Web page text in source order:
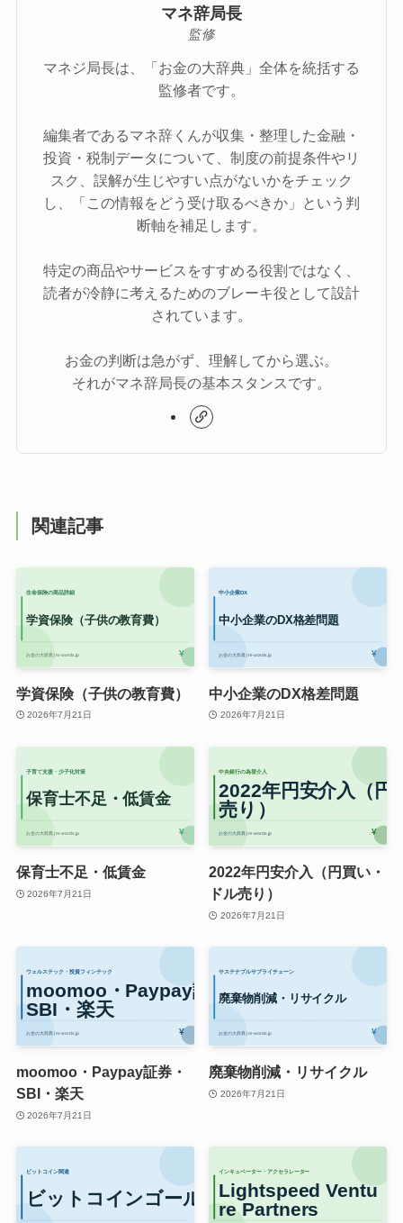
マネ辞局長
監修
マネジ局長は、「お金の大辞典」全体を統括する
監修者です。
編集者であるマネ辞くんが収集・整理した金融・
投資・税制データについて、制度の前提条件やリ
スク、誤解が生じやすい点がないかをチェック
し、「この情報をどう受け取るべきか」という判
断軸を補足します。
特定の商品やサービスをすすめる役割ではなく、
読者が冷静に考えるためのブレーキ役として設計
されています。
お金の判断は急がず、理解してから選ぶ。
それがマネ辞局長の基本スタンスです。
関連記事
学資保険（子供の教育費）
2026年7月21日
中小企業のDX格差問題
2026年7月21日
保育士不足・低賃金
2026年7月21日
2022年円安介入（円買い・
ドル売り）
2026年7月21日
moomoo・Paypay証券・
SBI・楽天
2026年7月21日
廃棄物削減・リサイクル
2026年7月21日